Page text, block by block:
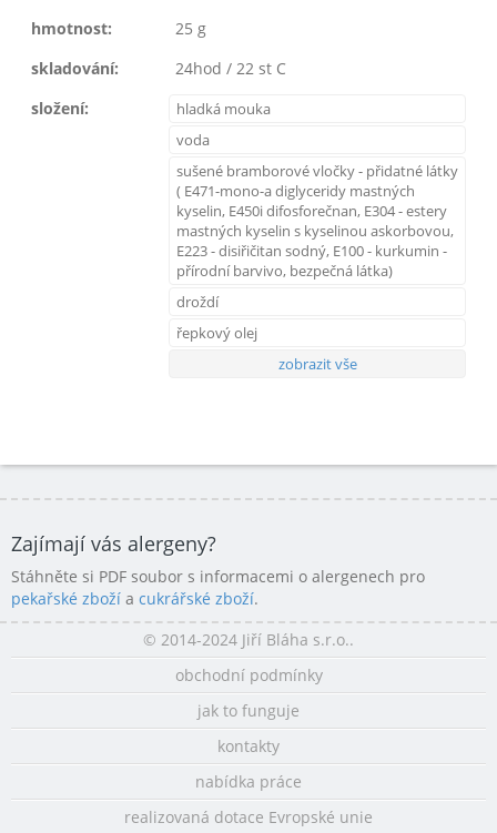
hmotnost:
25 g
skladování:
24hod / 22 st C
složení:
hladká mouka
voda
sušené bramborové vločky - přidatné látky
( E471-mono-a diglyceridy mastných
kyselin, E450i difosforečnan, E304 - estery
mastných kyselin s kyselinou askorbovou,
E223 - disiřičitan sodný, E100 - kurkumin -
přírodní barvivo, bezpečná látka)
droždí
řepkový olej
zobrazit vše
Zajímají vás alergeny?
Stáhněte si PDF soubor s informacemi o alergenech pro
pekařské zboží a cukrářské zboží.
© 2014-2024 Jiří Bláha s.r.o..
obchodní podmínky
jak to funguje
kontakty
nabídka práce
realizovaná dotace Evropské unie